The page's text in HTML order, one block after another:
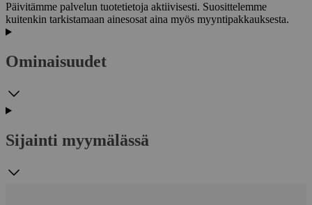
Päivitämme palvelun tuotetietoja aktiivisesti. Suosittelemme
kuitenkin tarkistamaan ainesosat aina myös myyntipakkauksesta.
Ominaisuudet
Sijainti myymälässä